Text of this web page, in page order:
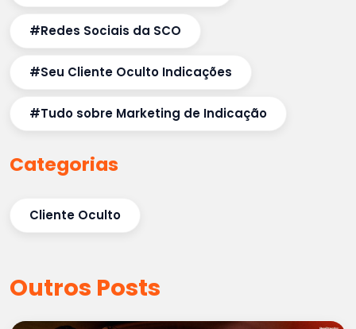
#Redes Sociais da SCO
#Seu Cliente Oculto Indicações
#Tudo sobre Marketing de Indicação
Categorias
Cliente Oculto
Outros Posts